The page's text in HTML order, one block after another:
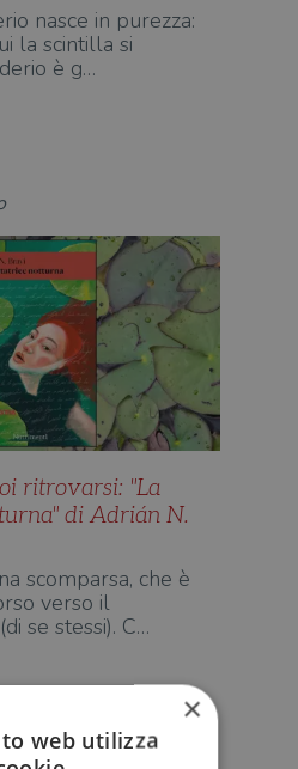
nasce in purezza:
la scintilla si
è g…
ritrovarsi: "La
di Adrián N.
scomparsa, che è
verso il
se stessi). C…
×
web utilizza